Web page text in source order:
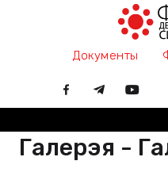
Документы
Галерэя -